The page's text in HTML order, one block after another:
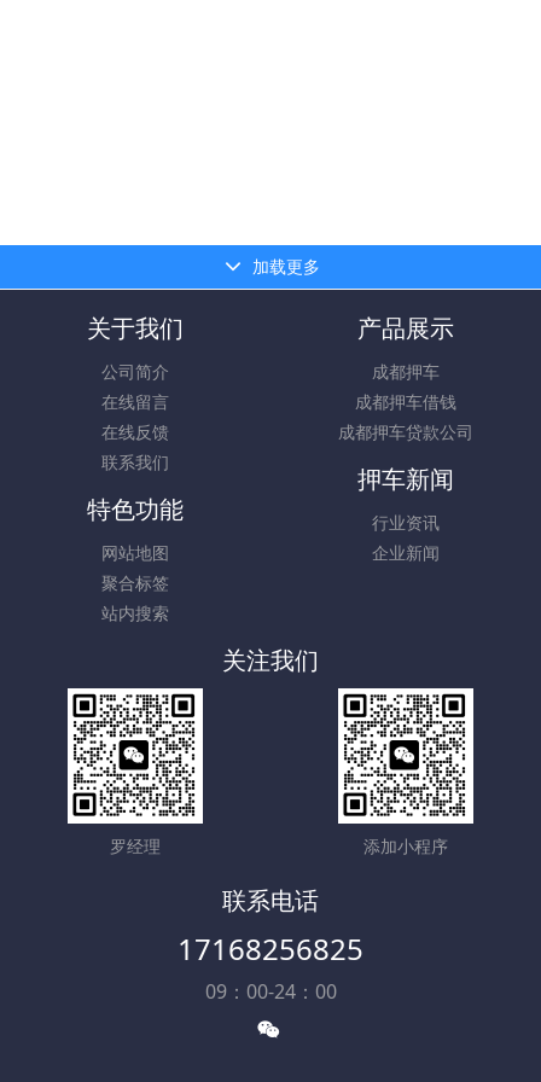
加载更多
关于我们
公司简介
在线留言
在线反馈
联系我们
产品展示
成都押车
成都押车借钱
成都押车贷款公司
押车新闻
行业资讯
企业新闻
特色功能
网站地图
聚合标签
站内搜索
关注我们
罗经理 添加小程序
联系电话
17168256825
09：00-24：00